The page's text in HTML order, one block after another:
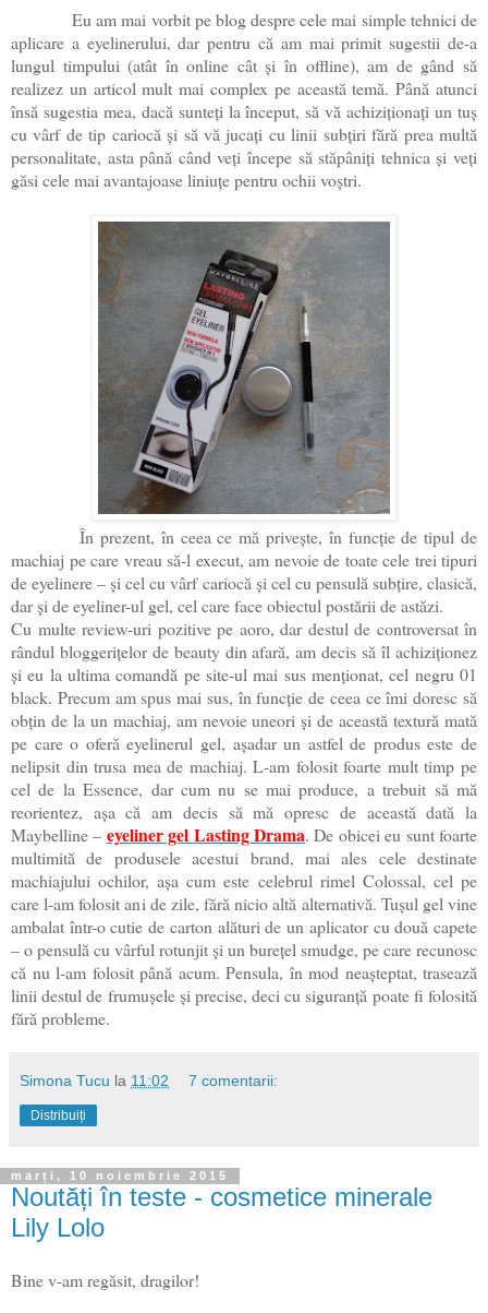
Eu am mai vorbit pe blog despre cele mai simple tehnici de
aplicare a eyelinerului, dar pentru că am mai primit sugestii de-a
lungul timpului (atât în online cât și în offline), am de gând să
realizez un articol mult mai complex pe această temă. Până atunci
însă sugestia mea, dacă sunteți la început, să vă achiziționați un tuș
cu vârf de tip cariocă și să vă jucați cu linii subțiri fără prea multă
personalitate, asta până când veți începe să stăpâniți tehnica și veți
găsi cele mai avantajoase liniuțe pentru ochii voștri.
În prezent, în ceea ce mă privește, în funcție de tipul de
machiaj pe care vreau să-l execut, am nevoie de toate cele trei tipuri
de eyelinere – și cel cu vârf cariocă și cel cu pensulă subțire, clasică,
dar și de eyeliner-ul gel, cel care face obiectul postării de astăzi.
Cu multe review-uri pozitive pe aoro, dar destul de controversat în
rândul bloggerițelor de beauty din afară, am decis să îl achiziționez
și eu la ultima comandă pe site-ul mai sus menționat, cel negru 01
black. Precum am spus mai sus, în funcție de ceea ce îmi doresc să
obțin de la un machiaj, am nevoie uneori și de această textură mată
pe care o oferă eyelinerul gel, așadar un astfel de produs este de
nelipsit din trusa mea de machiaj. L-am folosit foarte mult timp pe
cel de la Essence, dar cum nu se mai produce, a trebuit să mă
reorientez, așa că am decis să mă opresc de această dată la
Maybelline – eyeliner gel Lasting Drama. De obicei eu sunt foarte
multimită de produsele acestui brand, mai ales cele destinate
machiajului ochilor, așa cum este celebrul rimel Colossal, cel pe
care l-am folosit ani de zile, fără nicio altă alternativă. Tușul gel vine
ambalat într-o cutie de carton alături de un aplicator cu două capete
– o pensulă cu vârful rotunjit și un burețel smudge, pe care recunosc
că nu l-am folosit până acum. Pensula, în mod neașteptat, trasează
linii destul de frumușele și precise, deci cu siguranță poate fi folosită
fără probleme.
Simona Tucu la 11:02 7 comentarii:
Distribuiți
marți, 10 noiembrie 2015
Noutăți în teste - cosmetice minerale
Lily Lolo
Bine v-am regăsit, dragilor!